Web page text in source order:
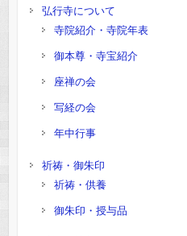
弘行寺について
寺院紹介・寺院年表
御本尊・寺宝紹介
座禅の会
写経の会
年中行事
祈祷・御朱印
祈祷・供養
御朱印・授与品